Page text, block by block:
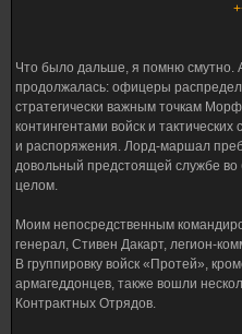
Что было дальше, я помню смутно.
продолжалась: офицеры
стратегически важным точкам
контингентами войск и
и распоряжения. Лорд-маршал
довольный предстоящей службе
целом.
Моим непосредственным
генерал, Стивен Дакарт, легион-
В группировку войск «Протей»,
армагеддонцев, также вошли
Контрактных Отрядов.